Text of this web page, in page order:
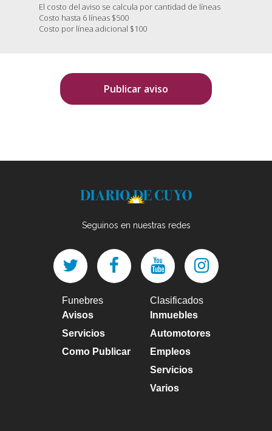
El costo del aviso se calcula por cantidad de líneas
Costo hasta 6 líneas $500
Costo por línea adicional $100
Publicar aviso
Seguinos en nuestras redes
Funebres
Avisos
Servicios
Como Publicar
Clasificados
Inmuebles
Automotores
Empleos
Servicios
Varios